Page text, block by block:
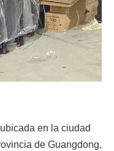
en la ciudad
de Guangdong,